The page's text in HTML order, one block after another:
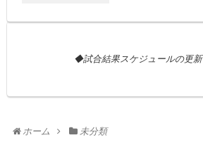
◆試合結果スケジュールの更新
ホーム 未分類